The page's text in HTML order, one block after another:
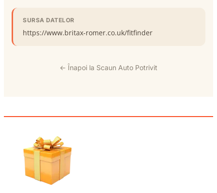
SURSA DATELOR
https://www.britax-romer.co.uk/fitfinder
← Înapoi la Scaun Auto Potrivit